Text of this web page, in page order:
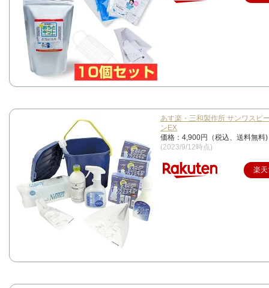
あす楽・三和製作所 サンワスピ
ンEX
価格：4,900円（税込、送料無料)
(2023/9/12時点)
楽